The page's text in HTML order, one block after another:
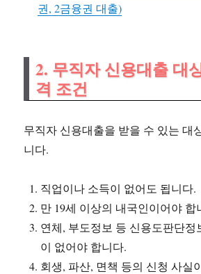
권, 2금융권 대출)
2. 무직자 신용대출 대
격 조건
무직자 신용대출을 받을 수 있는 대
니다.
직업이나 소득이 없어도 됩니다.
만 19세 이상의 내국인이어야 합
연체, 부도정보 등 신용도판단정
이 없어야 합니다.
회생, 파산, 면책 등의 신청 사실